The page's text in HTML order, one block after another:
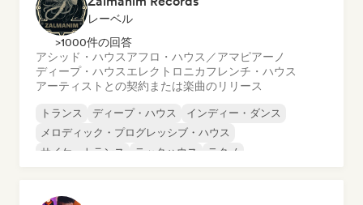
レーベル
>1000件の回答
アシッド・ハウスアフロ・ハウス／アマピアーノ
ディープ・ハウスエレクトロニカフレンチ・ハウス
アーティストとの契約または楽曲のリリース
トランス ディープ・ハウス
インディー・ダンス
メロディック・プログレッシブ・ハウス
サイケ・トランス
テックハウス
テクノ